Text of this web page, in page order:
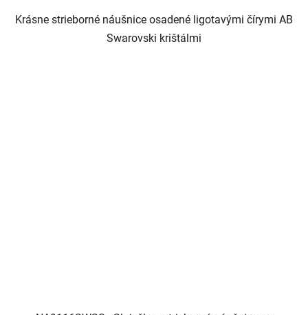
Krásne strieborné náušnice osadené ligotavými čírymi AB
Swarovski krištálmi